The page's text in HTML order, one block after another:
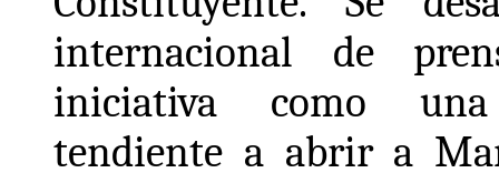
internacional de
iniciativa como una
tendiente a abrir a